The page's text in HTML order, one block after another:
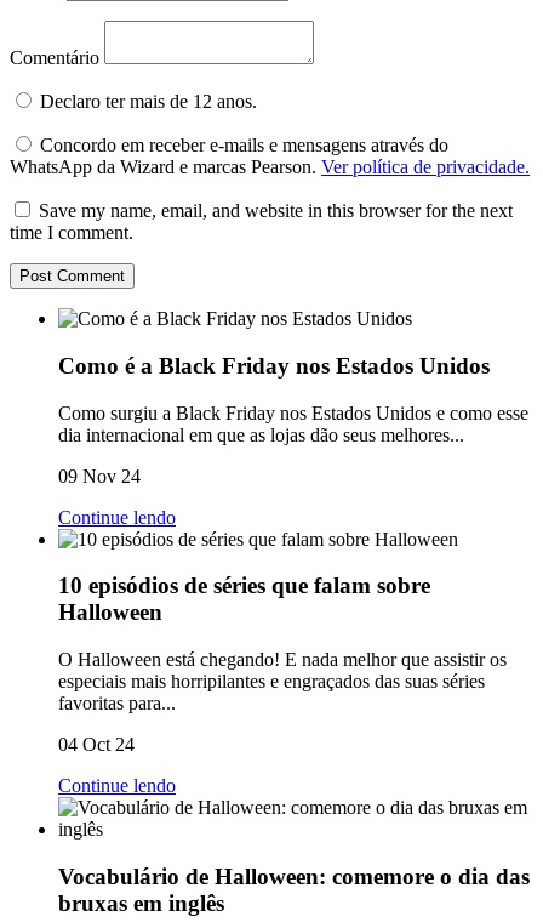
Comentário
Declaro ter mais de 12 anos.
Concordo em receber e-mails e mensagens através do
WhatsApp da Wizard e marcas Pearson. Ver política de privacidade.
Save my name, email, and website in this browser for the next
time I comment.
Como é a Black Friday nos Estados Unidos
Como surgiu a Black Friday nos Estados Unidos e como esse
dia internacional em que as lojas dão seus melhores...
09 Nov 24
Continue lendo
10 episódios de séries que falam sobre
Halloween
O Halloween está chegando! E nada melhor que assistir os
especiais mais horripilantes e engraçados das suas séries
favoritas para...
04 Oct 24
Continue lendo
Vocabulário de Halloween: comemore o dia das
bruxas em inglês